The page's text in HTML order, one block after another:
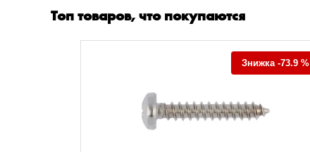
Топ товаров, что покупаются
Знижка -73.9 %